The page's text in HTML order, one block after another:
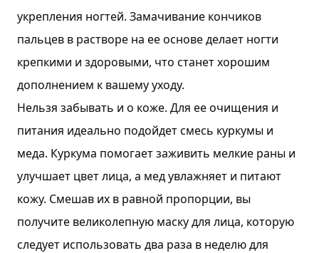
укрепления ногтей. Замачивание кончиков
пальцев в растворе на ее основе делает ногти
крепкими и здоровыми, что станет хорошим
дополнением к вашему уходу.
Нельзя забывать и о коже. Для ее очищения и
питания идеально подойдет смесь куркумы и
меда. Куркума помогает заживить мелкие раны и
улучшает цвет лица, а мед увлажняет и питают
кожу. Смешав их в равной пропорции, вы
получите великолепную маску для лица, которую
следует использовать два раза в неделю для